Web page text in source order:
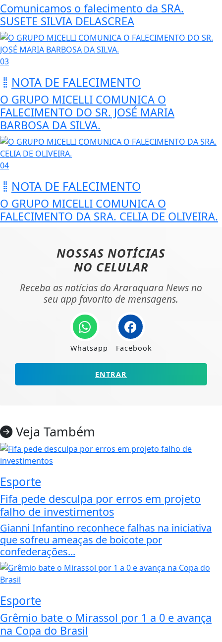
Comunicamos o falecimento da SRA.
SUSETE SILVIA DELASCREA
03
NOTA DE FALECIMENTO
O GRUPO MICELLI COMUNICA O
FALECIMENTO DO SR. JOSÉ MARIA
BARBOSA DA SILVA.
04
NOTA DE FALECIMENTO
O GRUPO MICELLI COMUNICA O
FALECIMENTO DA SRA. CELIA DE OLIVEIRA.
NOSSAS NOTÍCIAS
NO CELULAR
Receba as notícias do Araraquara News no
seu app favorito de mensagens.
Whatsapp Facebook
ENTRAR
Veja Também
Esporte
Fifa pede desculpa por erros em projeto
falho de investimentos
Gianni Infantino reconhece falhas na iniciativa
que sofreu ameaças de boicote por
confederações...
Esporte
Grêmio bate o Mirassol por 1 a 0 e avança
na Copa do Brasil